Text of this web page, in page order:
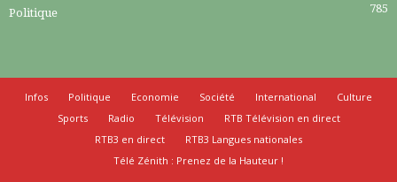
Politique 785
Infos Politique Economie Société International
Culture
Sports
Radio Télévision
RTB Télévision en direct
RTB3 en direct
RTB3 Langues nationales
Télé Zénith : Prenez de la Hauteur !